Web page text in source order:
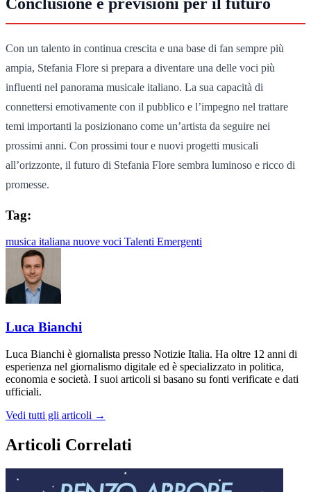
Con un talento in continua crescita e una base di fan sempre più
ampia, Stefania Flore si prepara a diventare una delle voci più
influenti nel panorama musicale italiano. La sua capacità di
connettersi emotivamente con il pubblico e l’impegno nel trattare
temi importanti la posizionano come un’artista da seguire nei
prossimi anni. Con prossimi tour e nuovi progetti musicali
all’orizzonte, il futuro di Stefania Flore sembra luminoso e ricco di
promesse.
Tag:
musica italiana nuove voci Talenti Emergenti
Luca Bianchi
Luca Bianchi è giornalista presso Notizie Italia. Ha oltre 12 anni di
esperienza nel giornalismo digitale ed è specializzato in politica,
economia e società. I suoi articoli si basano su fonti verificate e dati
ufficiali.
Vedi tutti gli articoli →
Articoli Correlati